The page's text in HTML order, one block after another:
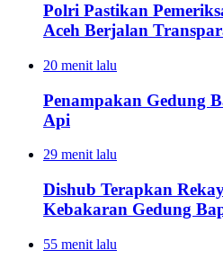
Polri Pastikan
Aceh Berjalan
20 menit lalu
Penampakan Gedung
Api
29 menit lalu
Dishub Terapkan
Kebakaran Gedung
55 menit lalu